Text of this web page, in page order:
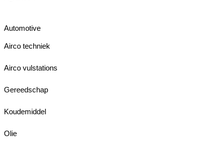
Automotive
Airco techniek
Airco vulstations
Gereedschap
Koudemiddel
Olie